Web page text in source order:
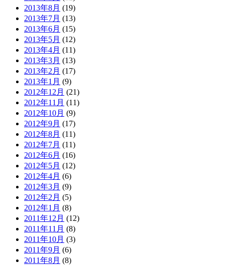
2013年8月 (19)
2013年7月 (13)
2013年6月 (15)
2013年5月 (12)
2013年4月 (11)
2013年3月 (13)
2013年2月 (17)
2013年1月 (9)
2012年12月 (21)
2012年11月 (11)
2012年10月 (9)
2012年9月 (17)
2012年8月 (11)
2012年7月 (11)
2012年6月 (16)
2012年5月 (12)
2012年4月 (6)
2012年3月 (9)
2012年2月 (5)
2012年1月 (8)
2011年12月 (12)
2011年11月 (8)
2011年10月 (3)
2011年9月 (6)
2011年8月 (8)